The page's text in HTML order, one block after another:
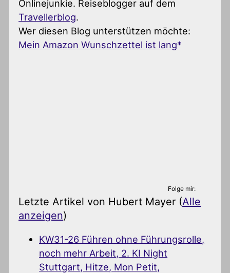
Onlinejunkie. Reiseblogger auf dem
Travellerblog.
Wer diesen Blog unterstützen möchte:
Mein Amazon Wunschzettel ist lang
Folge mir:
Letzte Artikel von Hubert Mayer (Alle
anzeigen)
KW31-26 Führen ohne Führungsrolle,
noch mehr Arbeit, 2. KI Night
Stuttgart, Hitze, Mon Petit,